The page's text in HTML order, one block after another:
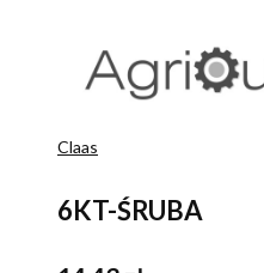
Claas
6KT-ŚRUBA